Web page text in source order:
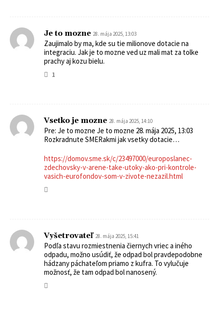
Je to mozne 28. mája 2025, 13:03
Zaujimalo by ma, kde su tie milionove dotacie na
integraciu. Jak je to mozne ved uz mali mat za tolke
prachy aj kozu bielu.
1
Vsetko je mozne 28. mája 2025, 14:10
Pre: Je to mozne Je to mozne 28. mája 2025, 13:03
Rozkradnute SMERakmi jak vsetky dotacie…
https://domov.sme.sk/c/23497000/europoslanec-
zdechovsky-v-arene-take-utoky-ako-pri-kontrole-
vasich-eurofondov-som-v-zivote-nezazil.html
Vyšetrovateľ 28. mája 2025, 15:41
Podľa stavu rozmiestnenia čiernych vriec a iného
odpadu, možno usúdiť, že odpad bol pravdepodobne
hádzany páchateľom priamo z kufra. To vylučuje
možnosť, že tam odpad bol nanosený.